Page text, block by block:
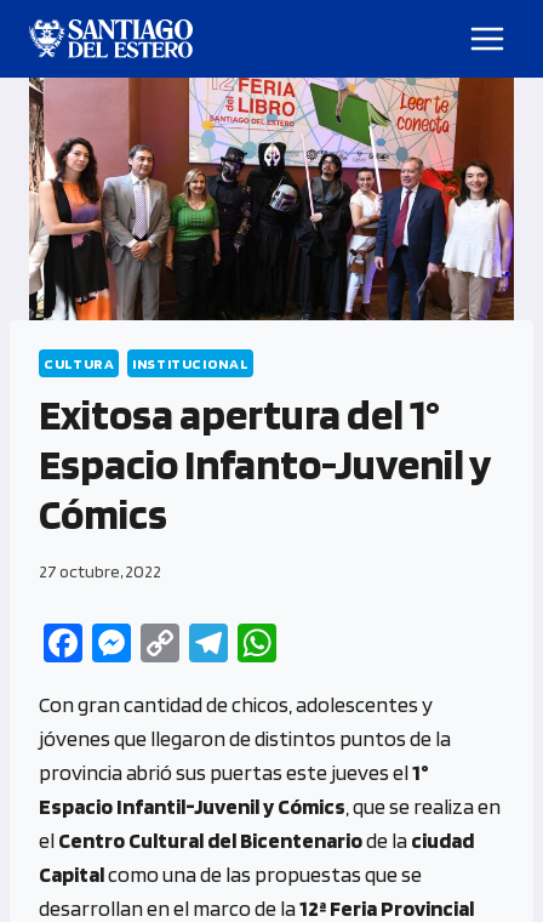
CULTURA INSTITUCIONAL
Exitosa apertura del 1°
Espacio Infanto-Juvenil y
Cómics
27 octubre, 2022
Fa
b
o
o
k
M
se
n
g
er
C
py
Li
n
k
Te
gr
a
m
at
s
A
p
p
Con gran cantidad de chicos, adolescentes y
jóvenes que llegaron de distintos puntos de la
provincia abrió sus puertas este jueves el1°
Espacio Infantil-Juvenil y Cómics , que se realiza en
elCentro Cultural del Bicentenariode laciudad
Capitalcomo una de las propuestas que se
desarrollan en el marco de la12ª Feria Provincial